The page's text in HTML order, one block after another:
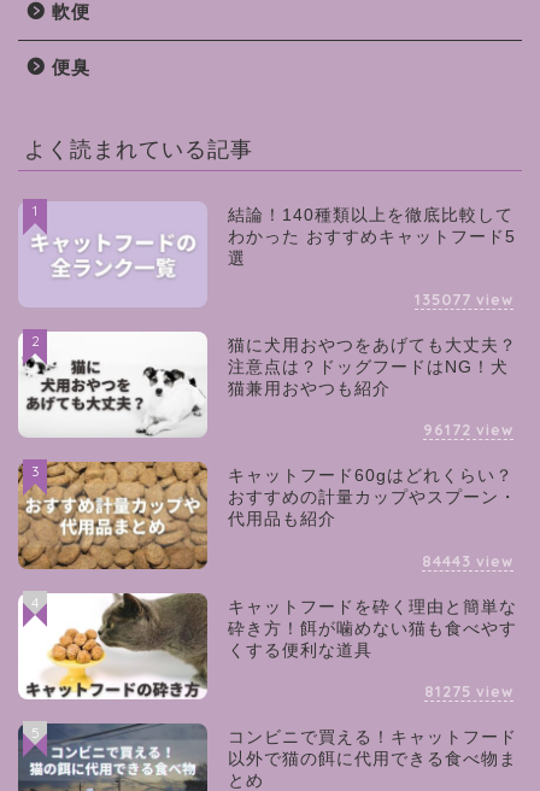
軟便
便臭
よく読まれている記事
1
結論！140種類以上を徹底比較して
わかった おすすめキャットフード5
選
135077 view
2
猫に犬用おやつをあげても大丈夫？
注意点は？ドッグフードはNG！犬
猫兼用おやつも紹介
96172 view
3
キャットフード60gはどれくらい？
おすすめの計量カップやスプーン・
代用品も紹介
84443 view
4
キャットフードを砕く理由と簡単な
砕き方！餌が噛めない猫も食べやす
くする便利な道具
81275 view
5
コンビニで買える！キャットフード
以外で猫の餌に代用できる食べ物ま
とめ